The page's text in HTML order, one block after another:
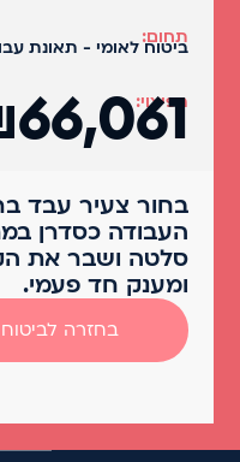
תחום:
ביטוח לאומי - תאונת
הפיצוי:
בחור צעיר עבד
העבודה כסדרן
סלטה ושבר את
ומענק חד פעמי.
בחזרה